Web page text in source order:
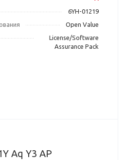
6YH-01219
Open Value
License/Software
Assurance Pack
Aq Y3 AP